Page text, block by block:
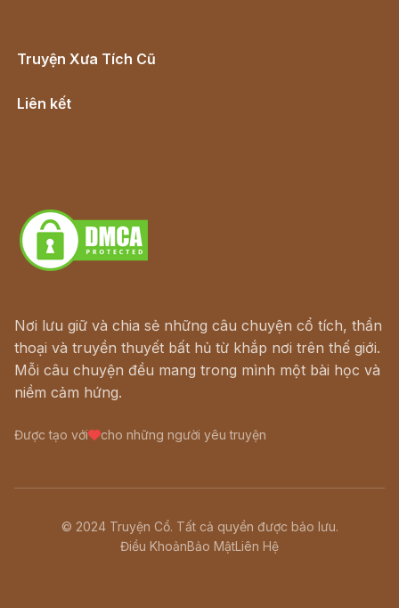
Truyện Xưa Tích Cũ
Liên kết
Nơi lưu giữ và chia sẻ những câu chuyện cổ tích, thần
thoại và truyền thuyết bất hủ từ khắp nơi trên thế giới.
Mỗi câu chuyện đều mang trong mình một bài học và
niềm cảm hứng.
Được tạo với cho những người yêu truyện
© 2024 Truyện Cổ. Tất cả quyền được bảo lưu.
Điều KhoảnBảo MậtLiên Hệ